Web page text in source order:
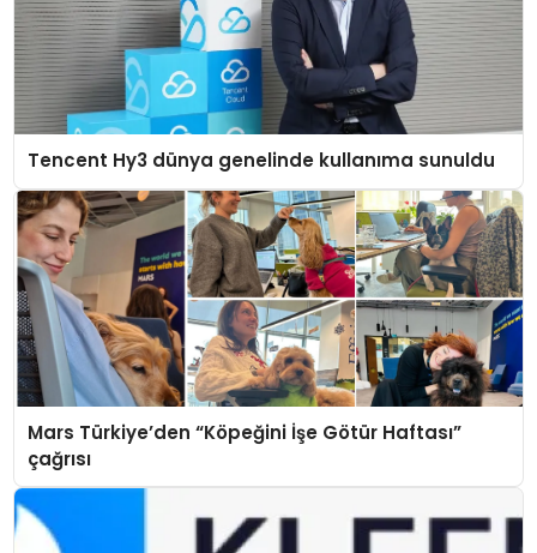
Tencent Hy3 dünya genelinde kullanıma sunuldu
Mars Türkiye’den “Köpeğini İşe Götür Haftası”
çağrısı